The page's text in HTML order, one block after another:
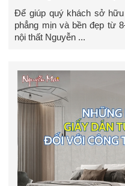
Để giúp quý khách sở
phẳng mịn và bền đẹp từ
nội thất Nguyễn ...